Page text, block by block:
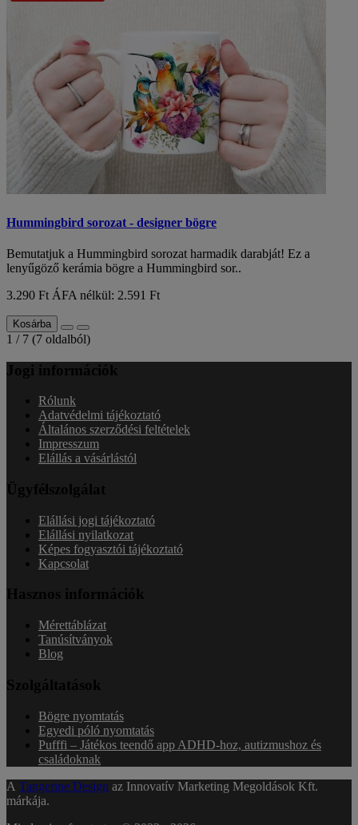
Hummingbird sorozat - designer bögre
Bemutatjuk a Hummingbird sorozat harmadik darabját! Ez a
lenyűgöző kerámia bögre a Hummingbird sor..
3.290 Ft ÁFA nélkül: 2.591 Ft
Kosárba
1 / 7 (7 oldalból)
Jogi információk
Rólunk
Adatvédelmi tájékoztató
Általános szerződési feltételek
Impresszum
Elállás a vásárlástól
Ügyfélszolgálat
Elállási jogi tájékoztató
Elállási nyilatkozat
Képes fogyasztói tájékoztató
Kapcsolat
Hasznos információk
Mérettáblázat
Tanúsítványok
Blog
Szolgáltatások
Bögre nyomtatás
Egyedi póló nyomtatás
Pufffi – Játékos teendő app ADHD-hoz, autizmushoz és
családoknak
A Tangerine Design az Innovatív Marketing Megoldások Kft.
márkája.